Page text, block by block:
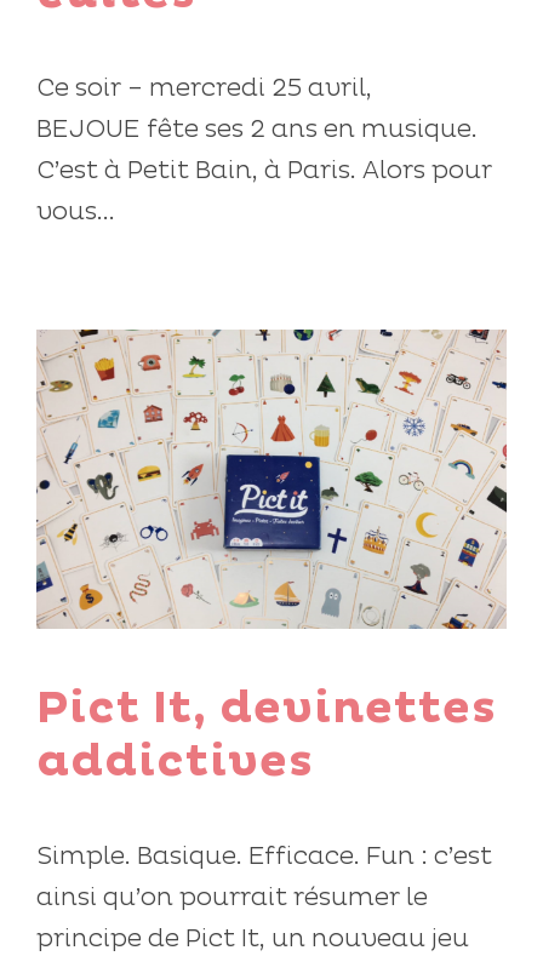
Ce soir – mercredi 25 avril,
BEJOUE fête ses 2 ans en musique.
C’est à Petit Bain, à Paris. Alors pour
vous...
Pict It, devinettes
addictives
Simple. Basique. Efficace. Fun : c’est
ainsi qu’on pourrait résumer le
principe de Pict It, un nouveau jeu